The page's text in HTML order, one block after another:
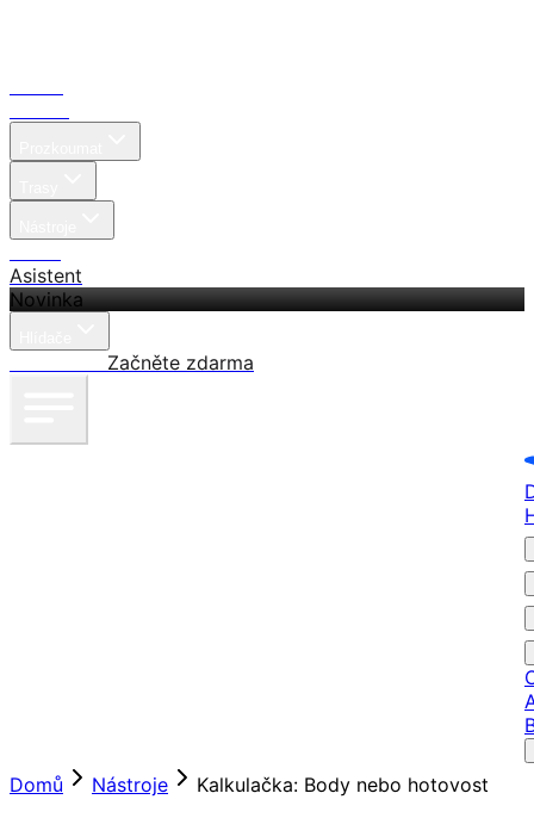
Asistent
Novinka
Začněte zdarma
Domů Nástroje Kalkulačka: Body nebo hotovost